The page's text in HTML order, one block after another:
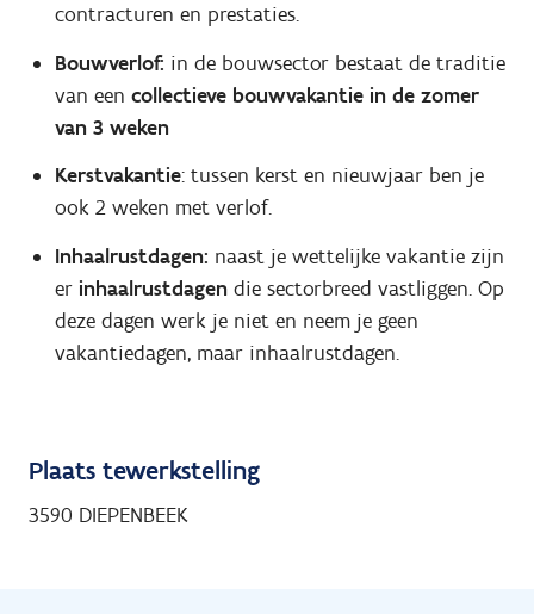
contracturen en prestaties.
Bouwverlof: in de bouwsector bestaat de traditie
van een collectieve bouwvakantie in de zomer
van 3 weken
Kerstvakantie: tussen kerst en nieuwjaar ben je
ook 2 weken met verlof.
Inhaalrustdagen: naast je wettelijke vakantie zijn
er inhaalrustdagen die sectorbreed vastliggen. Op
deze dagen werk je niet en neem je geen
vakantiedagen, maar inhaalrustdagen.
Plaats tewerkstelling
3590 DIEPENBEEK